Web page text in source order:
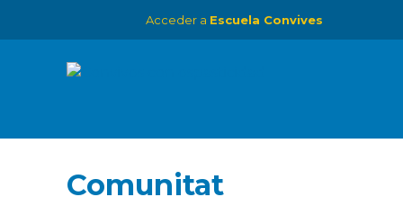
Acceder a Escuela Convives
Comunitat